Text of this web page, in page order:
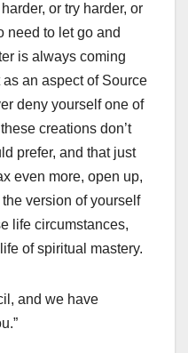
or try harder, or
need to let go and
is always coming
an aspect of Source
deny yourself one of
creations don’t
prefer, and that just
even more, open up,
version of yourself
life circumstances,
of spiritual mastery.
and we have